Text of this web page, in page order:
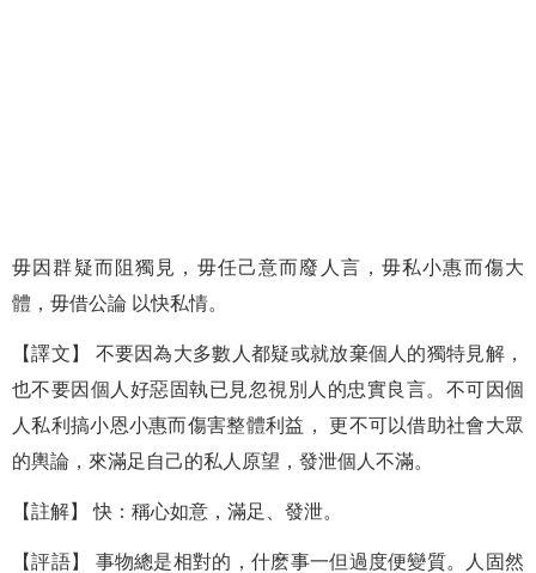
毋因群疑而阻獨見，毋任己意而廢人言，毋私小惠而傷大
體，毋借公論 以快私情。
【譯文】 不要因為大多數人都疑或就放棄個人的獨特見解，
也不要因個人好惡固執已見忽視別人的忠實良言。不可因個
人私利搞小恩小惠而傷害整體利益， 更不可以借助社會大眾
的輿論，來滿足自己的私人原望，發泄個人不滿。
【註解】 快：稱心如意，滿足、發泄。
【評語】 事物總是相對的，什麽事一但過度便變質。人固然